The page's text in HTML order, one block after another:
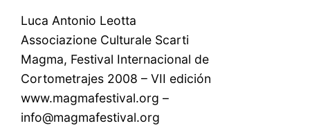
Luca Antonio Leotta
Associazione Culturale Scarti
Magma, Festival Internacional de
Cortometrajes 2008 – VII edición
www.magmafestival.org –
info@magmafestival.org